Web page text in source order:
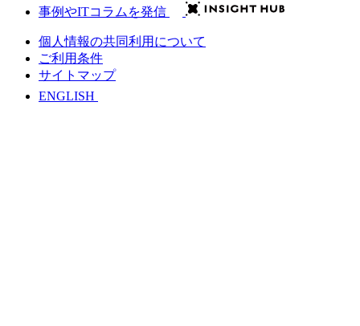
事例やITコラムを発信
個人情報の共同利用について
ご利用条件
サイトマップ
ENGLISH